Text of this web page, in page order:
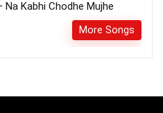
Na Kabhi Chodhe Mujhe
More Songs